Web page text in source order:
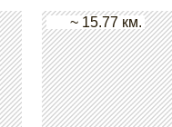
~ 15.77 км.